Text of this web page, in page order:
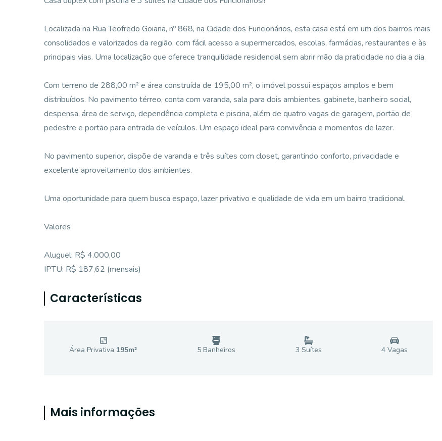
Localizada na Rua Teofredo Goiana, nº 868, na Cidade dos Funcionários, esta casa está em um dos bairros mais
consolidados e valorizados da região, com fácil acesso a supermercados, escolas, farmácias, restaurantes e às
principais vias. Uma localização que oferece tranquilidade residencial sem abrir mão da praticidade no dia a dia.
Com terreno de 288,00 m² e área construída de 195,00 m², o imóvel possui espaços amplos e bem
distribuídos. No pavimento térreo, conta com varanda, sala para dois ambientes, gabinete, banheiro social,
despensa, área de serviço, dependência completa e piscina, além de quatro vagas de garagem, portão de
pedestre e portão para entrada de veículos. Um espaço ideal para convivência e momentos de lazer.
No pavimento superior, dispõe de varanda e três suítes com closet, garantindo conforto, privacidade e
excelente aproveitamento dos ambientes.
Uma oportunidade para quem busca espaço, lazer privativo e qualidade de vida em um bairro tradicional.
Valores
Aluguel: R$ 4.000,00
IPTU: R$ 187,62 (mensais)
Características
Área Privativa 195m² 5 Banheiros 3 Suítes 4Vagas
Mais informações